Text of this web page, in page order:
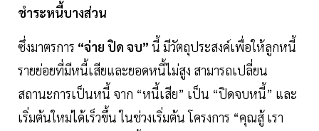
ชำระหนี้บางส่วน
ซึ่งมาตรการ “จ่าย ปิด จบ” นี้ มีวัตถุประสงค์เพื่อให้ลูกหนี้
รายย่อยที่มีหนี้เสียและยอดหนี้ไม่สูง สามารถเปลี่ยน
สถานะการเป็นหนี้ จาก “หนี้เสีย” เป็น “ปิดจบหนี้” และ
เริ่มต้นใหม่ได้เร็วขึ้น ในช่วงเริ่มต้น โครงการ “คุณสู้ เรา